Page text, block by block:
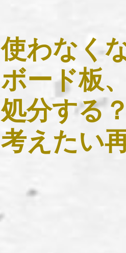
使わなく
ボード板
処分する
考えたい